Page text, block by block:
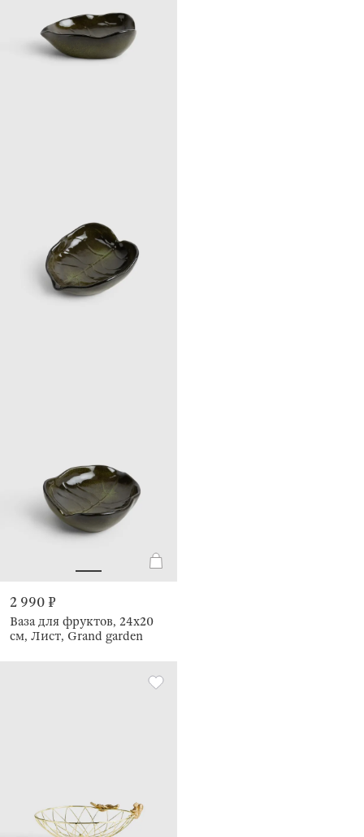
2 990 ₽
Ваза для фруктов, 24х20
см, Лист, Grand garden